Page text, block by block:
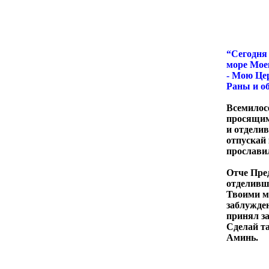
море
- Мою
Раны и
и
Отче
Твоими
принял
Сделай
Аминь.